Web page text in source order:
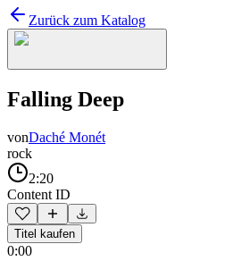
Zurück zum Katalog
Falling Deep
vonDaché Monét
rock
2:20
Content ID
Titel kaufen
0:00